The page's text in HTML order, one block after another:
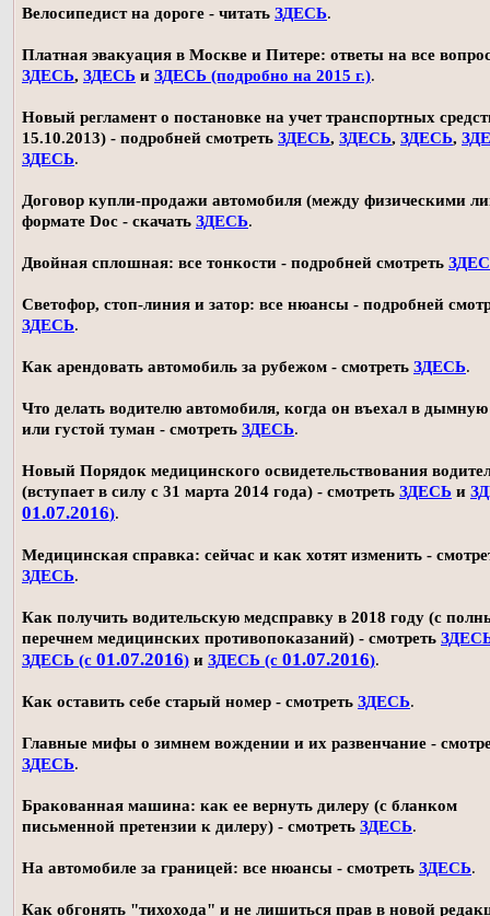
Велосипедист на дороге - читать ЗДЕСЬ.
Платная эвакуация в Москве и Питере: ответы на все
ЗДЕСЬ, ЗДЕСЬ и ЗДЕСЬ (подробно на 2015 г.).
Новый регламент о постановке на учет транспортных
15.10.2013) - подробней смотреть ЗДЕСЬ, ЗДЕСЬ, ЗДЕСЬ,
ЗДЕСЬ.
Договор купли-продажи автомобиля (между физическими
формате Doc - скачать ЗДЕСЬ.
Двойная сплошная: все тонкости - подробней смотреть
Светофор, стоп-линия и затор: все нюансы - подробней
ЗДЕСЬ.
Как арендовать автомобиль за рубежом - смотреть ЗДЕСЬ.
Что делать водителю автомобиля, когда он въехал в дымную
или густой туман - смотреть ЗДЕСЬ.
Новый Порядок медицинского освидетельствования
(вступает в силу с 31 марта 2014 года) - смотреть ЗДЕСЬ и
01.07.2016).
Медицинская справка: сейчас и как хотят изменить -
ЗДЕСЬ.
Как получить водительскую медсправку в 2018 году (с
перечнем медицинских противопоказаний) - смотреть
ЗДЕСЬ (с 01.07.2016) и ЗДЕСЬ (с 01.07.2016).
Как оставить себе старый номер - смотреть ЗДЕСЬ.
Главные мифы о зимнем вождении и их развенчание -
ЗДЕСЬ.
Бракованная машина: как ее вернуть дилеру (с бланком
письменной претензии к дилеру) - смотреть ЗДЕСЬ.
На автомобиле за границей: все нюансы - смотреть ЗДЕСЬ.
Как обгонять "тихохода" и не лишиться прав в новой